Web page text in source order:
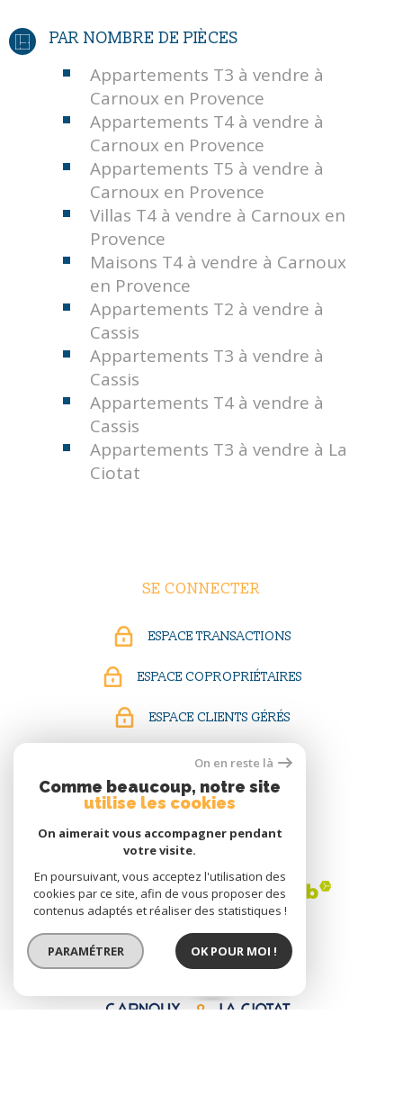
PAR NOMBRE DE PIÈCES
Appartements T3 à vendre à
Carnoux en Provence
Appartements T4 à vendre à
Carnoux en Provence
Appartements T5 à vendre à
Carnoux en Provence
Villas T4 à vendre à Carnoux en
Provence
Maisons T4 à vendre à Carnoux
en Provence
Appartements T2 à vendre à
Cassis
Appartements T3 à vendre à
Cassis
Appartements T4 à vendre à
Cassis
Appartements T3 à vendre à La
Ciotat
SE CONNECTER
ESPACE TRANSACTIONS
ESPACE COPROPRIÉTAIRES
ESPACE CLIENTS GÉRÉS
ESPACE LOCATAIRES
ADHÉRENTS
On en reste là
Comme beaucoup, notre site
utilise les cookies
On aimerait vous accompagner pendant
votre visite.
En poursuivant, vous acceptez l'utilisation des
cookies par ce site, afin de vous proposer des
contenus adaptés et réaliser des statistiques !
PARAMÉTRER OK POUR MOI !